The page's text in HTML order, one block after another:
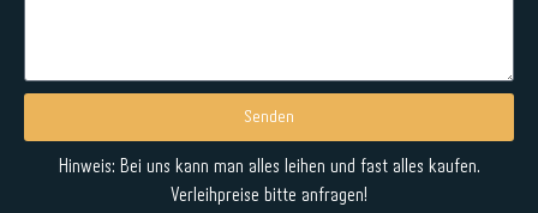
Senden
Alternative:
Hinweis: Bei uns kann man alles leihen und fast alles kaufen.
Verleihpreise bitte anfragen!